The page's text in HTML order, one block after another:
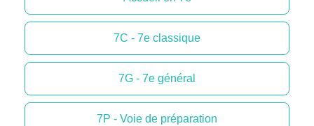
7C - 7e classique
7G - 7e général
7P - Voie de préparation